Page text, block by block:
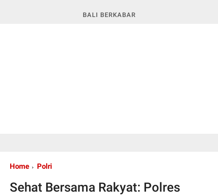
BALI BERKABAR
Home Polri
Sehat Bersama Rakyat: Polres